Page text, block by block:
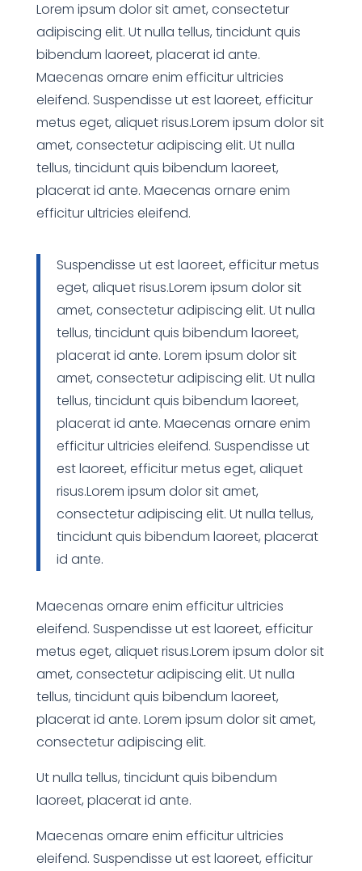
Lorem ipsum dolor sit amet, consectetur
adipiscing elit. Ut nulla tellus, tincidunt quis
bibendum laoreet, placerat id ante.
Maecenas ornare enim efficitur ultricies
eleifend. Suspendisse ut est laoreet, efficitur
metus eget, aliquet risus.Lorem ipsum dolor sit
amet, consectetur adipiscing elit. Ut nulla
tellus, tincidunt quis bibendum laoreet,
placerat id ante. Maecenas ornare enim
efficitur ultricies eleifend.
Suspendisse ut est laoreet, efficitur metus
eget, aliquet risus.Lorem ipsum dolor sit
amet, consectetur adipiscing elit. Ut nulla
tellus, tincidunt quis bibendum laoreet,
placerat id ante. Lorem ipsum dolor sit
amet, consectetur adipiscing elit. Ut nulla
tellus, tincidunt quis bibendum laoreet,
placerat id ante. Maecenas ornare enim
efficitur ultricies eleifend. Suspendisse ut
est laoreet, efficitur metus eget, aliquet
risus.Lorem ipsum dolor sit amet,
consectetur adipiscing elit. Ut nulla tellus,
tincidunt quis bibendum laoreet, placerat
id ante.
Maecenas ornare enim efficitur ultricies
eleifend. Suspendisse ut est laoreet, efficitur
metus eget, aliquet risus.Lorem ipsum dolor sit
amet, consectetur adipiscing elit. Ut nulla
tellus, tincidunt quis bibendum laoreet,
placerat id ante. Lorem ipsum dolor sit amet,
consectetur adipiscing elit.
Ut nulla tellus, tincidunt quis bibendum
laoreet, placerat id ante.
Maecenas ornare enim efficitur ultricies
eleifend. Suspendisse ut est laoreet, efficitur